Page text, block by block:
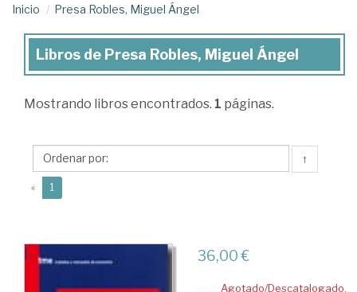
Inicio Presa Robles, Miguel Ángel
Libros
Presa
Miguel
Ángel
Libros de Presa Robles, Miguel Ángel
Mostrando libros encontrados. 1 páginas.
↑
« 1
36,00 €
Agotado/Descatalogado.